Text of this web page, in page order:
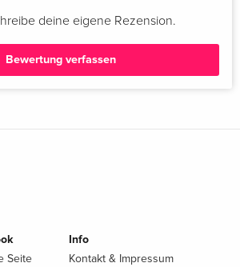
deine eigene Rezension.
Bewertung verfassen
Seite
Info
Kontakt & Impressum